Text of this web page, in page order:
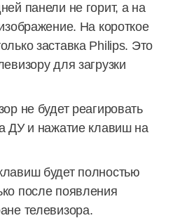
панели не горит, а на
На короткое
заставка Philips. Это
для загрузки
не будет реагировать
ДУ и нажатие клавиш на
будет полностью
после появления
телевизора.